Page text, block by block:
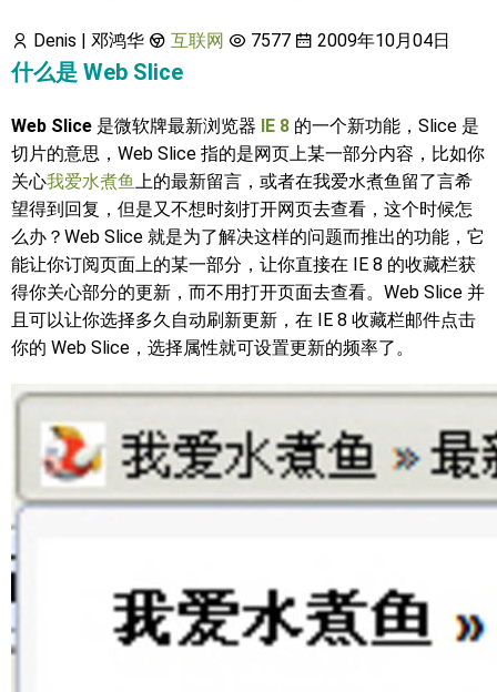
Denis | 邓鸿华 互联网 7577 2009年10月04日
什么是 Web Slice
Web Slice 是微软牌最新浏览器 IE 8 的一个新功能，Slice 是
切片的意思，Web Slice 指的是网页上某一部分内容，比如你
关心我爱水煮鱼上的最新留言，或者在我爱水煮鱼留了言希
望得到回复，但是又不想时刻打开网页去查看，这个时候怎
么办？Web Slice 就是为了解决这样的问题而推出的功能，它
能让你订阅页面上的某一部分，让你直接在 IE 8 的收藏栏获
得你关心部分的更新，而不用打开页面去查看。Web Slice 并
且可以让你选择多久自动刷新更新，在 IE 8 收藏栏邮件点击
你的 Web Slice，选择属性就可设置更新的频率了。